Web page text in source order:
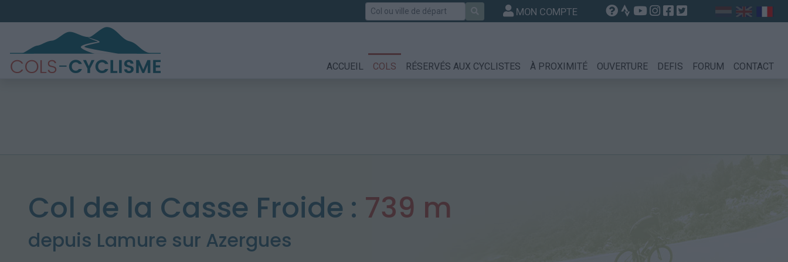
Rechercher MON COMPTE
ACCUEIL COLS RÉSERVÉS AUX CYCLISTES À PROXIMITÉ OUVERTURE DEFIS FORUM CONTACT
Col de la Casse Froide : 739 m
depuis Lamure sur Azergues